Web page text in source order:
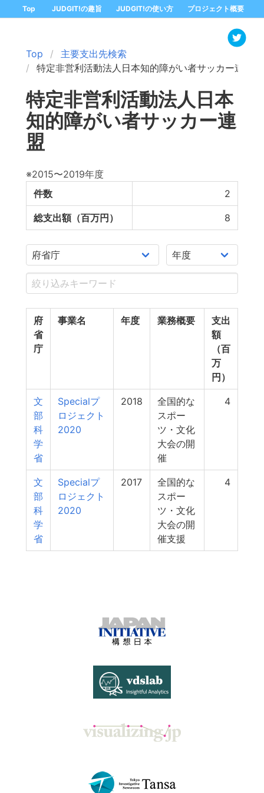
Top JUDGIT!の趣旨 JUDGIT!の使い方 プロジェクト概要
Top
主要支出先検索
特定非営利活動法人日本知的障がい者サッカー連盟
特定非営利活動法人日本
知的障がい者サッカー連
盟
※2015〜2019年度
件数
2
総支出額（百万円） 8
府
省
庁
事業名 年度 業務概要
支出
額
（百
万
円）
文
部
科
学
省
Specialプ
ロジェクト
2020
2018
全国的な
スポー
ツ・文化
大会の開
催
4
文
部
科
学
省
Specialプ
ロジェクト
2020
2017
全国的な
スポー
ツ・文化
大会の開
催支援
4